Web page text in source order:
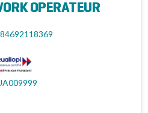
OPERATEUR
84692118369